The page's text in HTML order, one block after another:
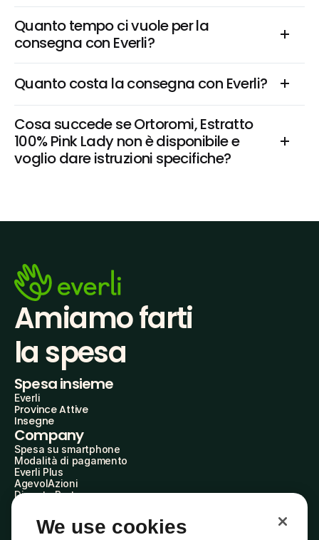
Quanto tempo ci vuole per la
consegna con Everli?
Quanto costa la consegna con Everli?
Cosa succede se Ortoromi, Estratto
100% Pink Lady non è disponibile e
voglio dare istruzioni specifiche?
Amiamo farti
la spesa
Spesa insieme
Everli
Province Attive
Insegne
Company
Spesa su smartphone
Modalità di pagamento
Everli Plus
AgevolAzioni
Diventa Partner
Everli Shoppers
About Us
We use cookies